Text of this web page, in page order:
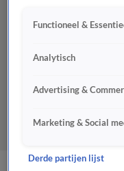
Functioneel &
Analytisch
Advertising &
Marketing & Social
Derde partijen lijst